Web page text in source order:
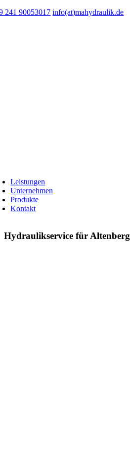
Zum
241 90053017 info(at)mahydraulik.de
Leistungen
Unternehmen
Produkte
Kontakt
Hydraulikservice für